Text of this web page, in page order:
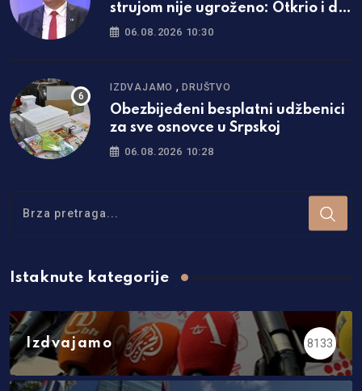
strujom nije ugroženo: Otkrio i da
li će doći do promjene cijena
06.08.2026 10:30
IZDVAJAMO ,DRUŠTVO
Obezbijeđeni besplatni udžbenici
za sve osnovce u Srpskoj
06.08.2026 10:28
Istaknute kategorije
Izdvajamo 8133